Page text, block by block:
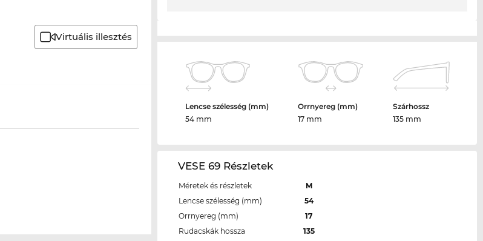
Virtuális illesztés
Lencse szélesség (mm)
54 mm
Orrnyereg (mm)
17 mm
Szárhossz
135 mm
VESE 69 Részletek
Méretek és részletek
M
Lencse szélesség (mm)
54
Orrnyereg (mm)
17
Rudacskák hossza
135